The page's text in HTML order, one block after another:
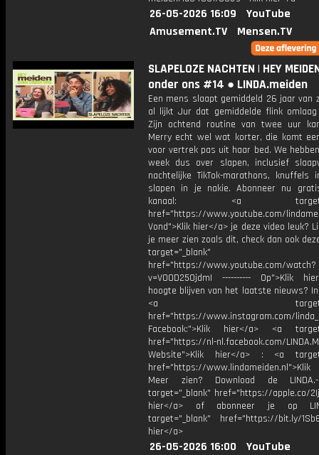
26-05-2026 16:09
YouTube
Amusement.TV
Mensen.TV
SLAPELOZE NACHTEN | HEY
onder ons #14 ● LINDA.meiden
Een mens slaapt gemiddeld 26 jaar van
al lijkt Jur dat gemiddelde flink
Zijn ochtend routine van twee uur
Merry echt wel wat korter, die komt
voor vertrek pas uit haar bed. We
week dus over slapen, inclusief
nachtelijke TikTok-marathons, knuffels
slapen in je nakie. Abonneer nu
kanaal: <a
href="https://www.youtube.com/
Vond">Klik hier</a> je deze video leuk?
je meer zien zoals dit, check dan ook
target="_blank"
href="https://www.youtube.com/watch?
v=VOOD250jdmI ---------- Op">Klik
hoogte blijven van het laatste nieuws?
<a
href="https://www.instagram.com/
Facebook:">Klik hier</a> <a
href="https://nl-nl.facebook.com/
Website">Klik hier</a> : <a
href="https://
Meer zien? Download de
target="_blank" href="https://apple.co/
hier</a> of abonneer je op
target="_blank" href="https://bit.ly/
hier</a>
26-05-2026 16:00
YouTube